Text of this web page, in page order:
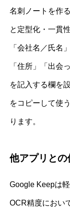
名刺ノートを作
と定型化・一貫
「会社名／氏名
「住所」「出会
を記入する欄を
をコピーして使
ります。
他アプリと
Google Keepは
OCR精度におい